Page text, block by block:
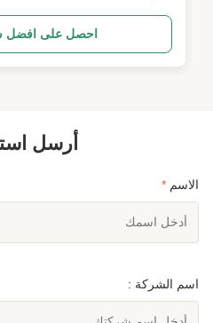
machine is designed for pressing
mold products and corresponding
احصل على افضل
أرسل
الاسم *
اسم الشركة :